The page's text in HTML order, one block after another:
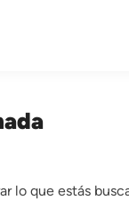
lo que estás